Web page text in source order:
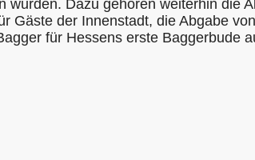
wurden. Dazu gehören weiterhin die
Gäste der Innenstadt, die Abgabe
für Hessens erste Baggerbude